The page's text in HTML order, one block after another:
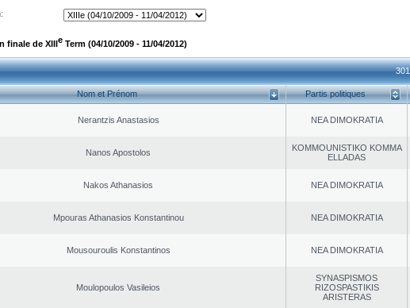
finale de XIIIe Term (04/10/2009 - 11/04/2012)
Nom et Prénom Partis politiques
Nerantzis Anastasios NEA DΙMOKRATIA
Nanos Apostolos
KOMMOUNISTIKO KOMMA
ELLADAS
Nakos Athanasios NEA DΙMOKRATIA
Mpouras Athanasios Konstantinou NEA DΙMOKRATIA
Mousouroulis Konstantinos NEA DΙMOKRATIA
Moulopoulos Vasileios
SYNASPISMOS
RIZOSPASTIKIS
ARISTERAS